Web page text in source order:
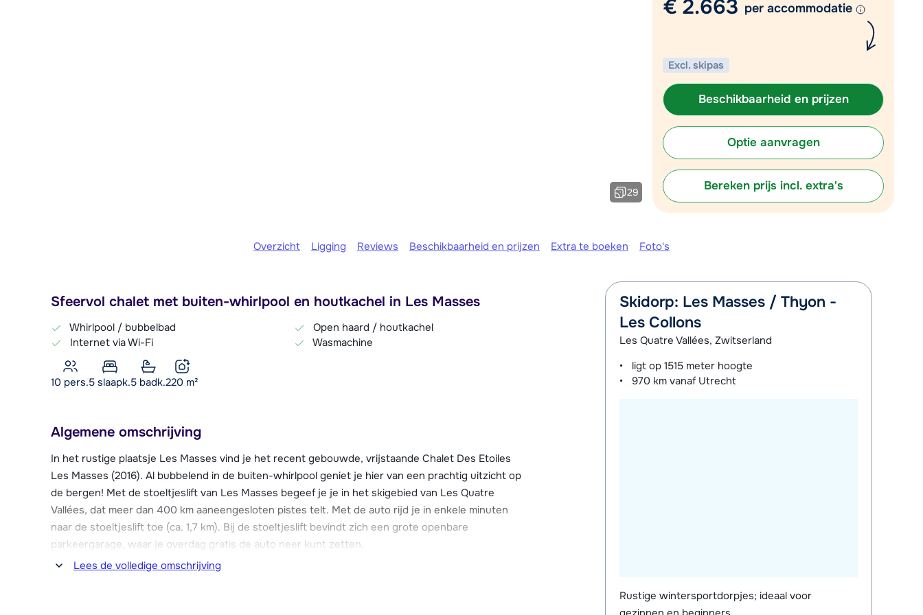
Mail naar info@chalet.nl
29
€ 2.663 per accommodatie
Excl. skipas
Beschikbaarheid en prijzen
Optie aanvragen
Bereken prijs incl. extra's
Overzicht Ligging Reviews Beschikbaarheid en prijzen Extra te boeken Foto's
Sfeervol chalet met buiten-whirlpool en houtkachel in Les Masses
Whirlpool / bubbelbad
Internet via Wi-Fi
Open haard / houtkachel
Wasmachine
10 pers.5 slaapk.5 badk.220 m²
Algemene omschrijving
In het rustige plaatsje Les Masses vind je het recent gebouwde, vrijstaande Chalet Des Etoiles
Les Masses (2016). Al bubbelend in de buiten-whirlpool geniet je hier van een prachtig uitzicht op
de bergen! Met de stoeltjeslift van Les Masses begeef je je in het skigebied van Les Quatre
Vallées, dat meer dan 400 km aaneengesloten pistes telt. Met de auto rijd je in enkele minuten
naar de stoeltjeslift toe (ca. 1,7 km). Bij de stoeltjeslift bevindt zich een grote openbare
parkeergarage, waar je overdag gratis de auto neer kunt zetten.
Lees de volledige omschrijving
Skidorp: Les Masses / Thyon -
Les Collons
Les Quatre Vallées, Zwitserland
ligt op1515 meter hoogte
970 km vanaf Utrecht
Rustige wintersportdorpjes; ideaal voor